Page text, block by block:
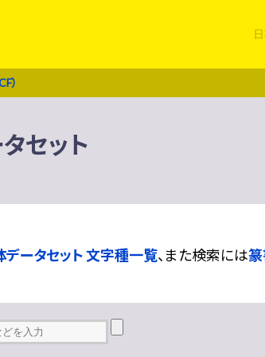
）
セット
ータセット 文字種一覧、また検索には